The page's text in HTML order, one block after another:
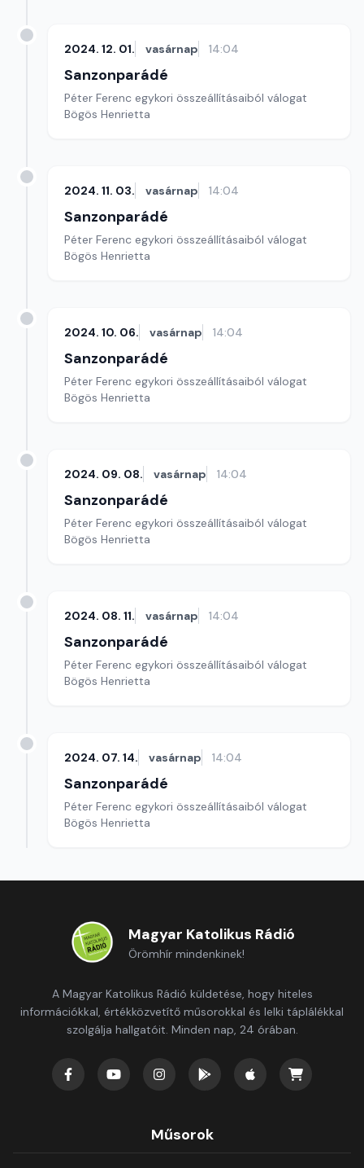
2024. 12. 01. vasárnap 14:04
Sanzonparádé
Péter Ferenc egykori összeállításaiból válogat
Bögös Henrietta
2024. 11. 03. vasárnap 14:04
Sanzonparádé
Péter Ferenc egykori összeállításaiból válogat
Bögös Henrietta
2024. 10. 06. vasárnap 14:04
Sanzonparádé
Péter Ferenc egykori összeállításaiból válogat
Bögös Henrietta
2024. 09. 08. vasárnap 14:04
Sanzonparádé
Péter Ferenc egykori összeállításaiból válogat
Bögös Henrietta
2024. 08. 11. vasárnap 14:04
Sanzonparádé
Péter Ferenc egykori összeállításaiból válogat
Bögös Henrietta
2024. 07. 14. vasárnap 14:04
Sanzonparádé
Péter Ferenc egykori összeállításaiból válogat
Bögös Henrietta
Magyar Katolikus Rádió
Örömhír mindenkinek!
A Magyar Katolikus Rádió küldetése, hogy hiteles
információkkal, értékközvetítő műsorokkal és lelki táplálékkal
szolgálja hallgatóit. Minden nap, 24 órában.
Műsorok